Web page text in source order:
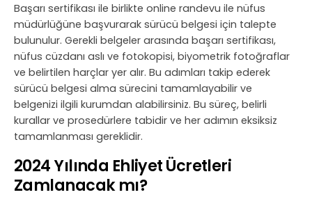
Başarı sertifikası ile birlikte online randevu ile nüfus
müdürlüğüne başvurarak sürücü belgesi için talepte
bulunulur. Gerekli belgeler arasında başarı sertifikası,
nüfus cüzdanı aslı ve fotokopisi, biyometrik fotoğraflar
ve belirtilen harçlar yer alır. Bu adımları takip ederek
sürücü belgesi alma sürecini tamamlayabilir ve
belgenizi ilgili kurumdan alabilirsiniz. Bu süreç, belirli
kurallar ve prosedürlere tabidir ve her adımın eksiksiz
tamamlanması gereklidir.
2024 Yılında Ehliyet Ücretleri
Zamlanacak mı?